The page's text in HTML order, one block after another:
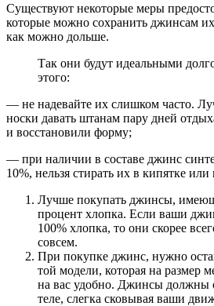
Существуют некоторые меры
которые можно сохранить джинсам
как можно дольше.
Так они будут идеальными
этого:
— не надевайте их слишком часто.
носки давать штанам пару дней
и восстановили форму;
— при наличии в составе джинс
10%, нельзя стирать их в кипятке или
Лучше покупать джинсы,
процент хлопка. Если ваши
100% хлопка, то они скорее
совсем.
При покупке джинс, нужно
той модели, которая на размер
на вас удобно. Джинсы должны
теле, слегка сковывая ваши